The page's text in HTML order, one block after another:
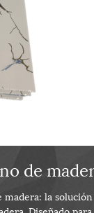
de
PVC para
madera: la